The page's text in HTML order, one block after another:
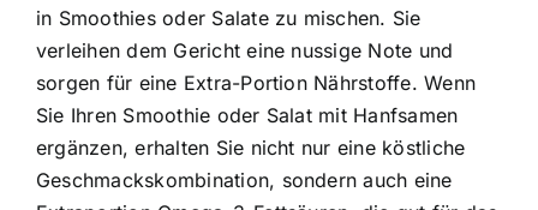
in Smoothies oder Salate zu mischen. Sie
verleihen dem Gericht eine nussige Note und
sorgen für eine Extra-Portion Nährstoffe. Wenn
Sie Ihren Smoothie oder Salat mit Hanfsamen
ergänzen, erhalten Sie nicht nur eine köstliche
Geschmackskombination, sondern auch eine